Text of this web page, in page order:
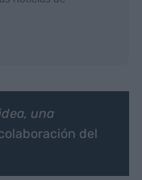
una
del